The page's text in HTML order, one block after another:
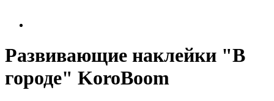
Развивающие наклейки "В
городе" KoroBoom